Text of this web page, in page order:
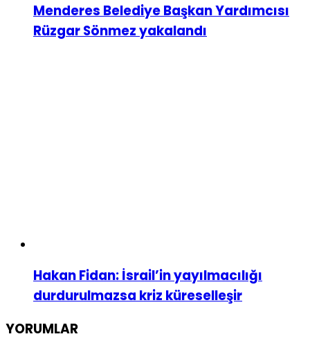
Menderes Belediye Başkan Yardımcısı
Rüzgar Sönmez yakalandı
Hakan Fidan: İsrail’in yayılmacılığı
durdurulmazsa kriz küreselleşir
YORUMLAR